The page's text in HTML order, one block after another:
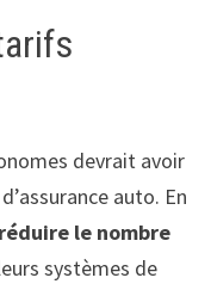
devrait avoir
auto. En
réduire le nombre
systèmes de